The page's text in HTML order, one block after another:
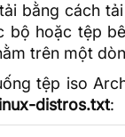
bằng cách
hoặc tệp
trên một
tệp iso
distros.txt: